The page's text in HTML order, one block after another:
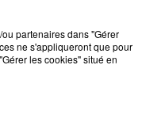
partenaires dans "Gérer
ne s'appliqueront que pour
les cookies" situé en